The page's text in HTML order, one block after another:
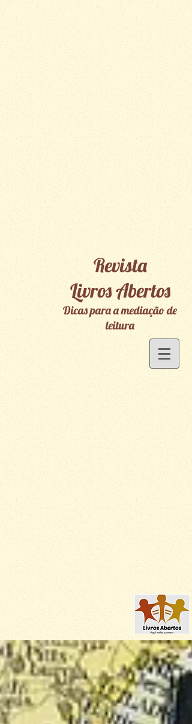
Revista
Livros Abertos
Dicas para a mediação de
leitura